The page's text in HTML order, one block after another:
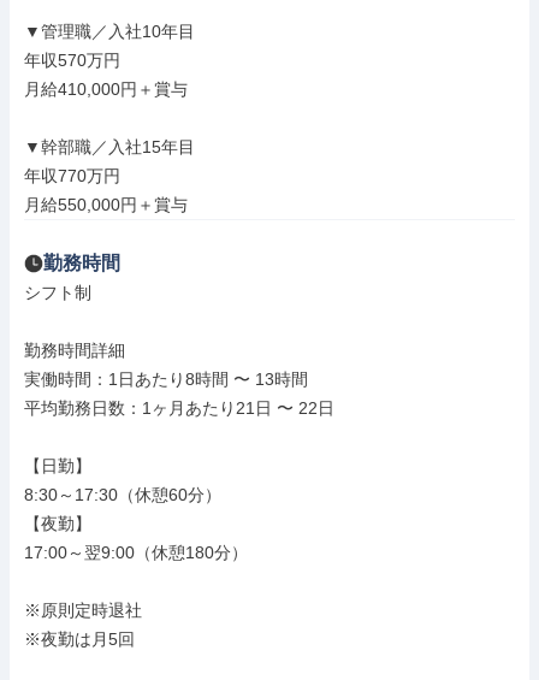
▼管理職／入社10年目
年収570万円
月給410,000円＋賞与
▼幹部職／入社15年目
年収770万円
月給550,000円＋賞与
勤務時間
シフト制
勤務時間詳細
実働時間：1日あたり8時間 〜 13時間
平均勤務日数：1ヶ月あたり21日 〜 22日
【日勤】
8:30～17:30（休憩60分）
【夜勤】
17:00～翌9:00（休憩180分）
※原則定時退社
※夜勤は月5回